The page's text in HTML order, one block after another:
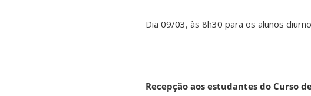
Dia 09/03, às 8h30 para os alunos
Recepção aos estudantes do Curso